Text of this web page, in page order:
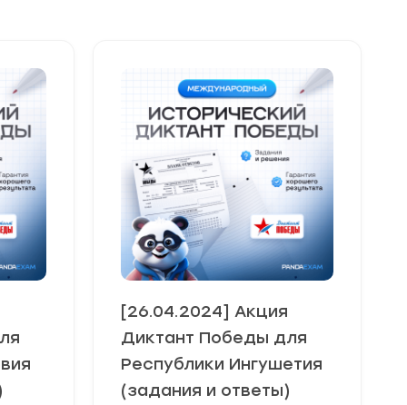
[26.04.2024] Акция
Диктант Победы для
Республики Ингушетия
(задания и ответы)